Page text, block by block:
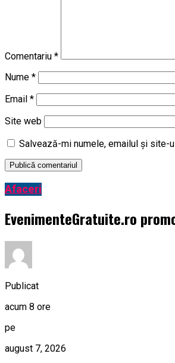
Comentariu *
Nume *
Email *
Site web
Salvează-mi numele, emailul și site-
Afaceri
EvenimenteGratuite.ro
Publicat
acum 8 ore
pe
august 7, 2026